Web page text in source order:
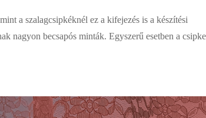
a szalagcsipkéknél ez a kifejezés is a készítési
nagyon becsapós minták. Egyszerű esetben a csipke